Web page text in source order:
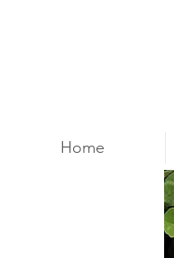
Home